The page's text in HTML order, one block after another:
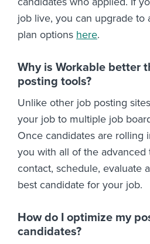
job live, you can upgrade to
plan options here.
Why is Workable better
posting tools?
Unlike other job posting
your job to multiple job
Once candidates are rolling
you with all of the
contact, schedule, evaluate
best candidate for your job.
How do I optimize my
candidates?